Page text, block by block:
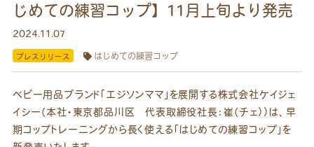
じめての練習コップ】11月上旬より発売
2024.11.07
プレスリリース はじめての練習コップ
ベビー用品ブランド「エジソンママ」を展開する株式会社ケイジェ
イシー（本社・東京都品川区 代表取締役社長：崔（チェ））は、早
期コップトレーニングから長く使える「はじめての練習コップ」を